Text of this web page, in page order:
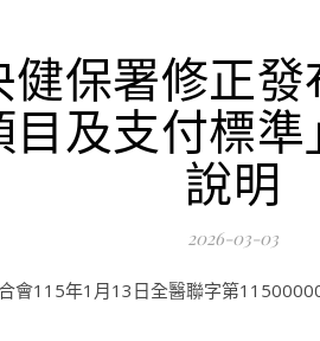
保署修正
目及支付標
說明
2026-03-03
會115年1月13日全醫聯字第